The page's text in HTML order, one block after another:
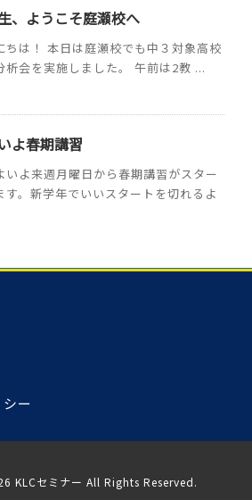
、ようこそ庭瀬校へ
ちは！ 本日は庭瀬校でも中３対象高校
析会を実施しました。 午前は2教 ...
よ春期講習
よ来週月曜日から春期講習がスター
す。新学年でいいスタートを切れるよ
ー
KLCセミナー All Rights Reserved.